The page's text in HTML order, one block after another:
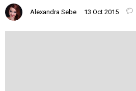
Alexandra Sebe 13 Oct 2015